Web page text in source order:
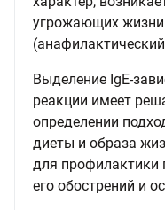
угрожающих жизни
Выделение IgE-
реакции имеет
определении
диеты и образа
для профилактики
его обострений и